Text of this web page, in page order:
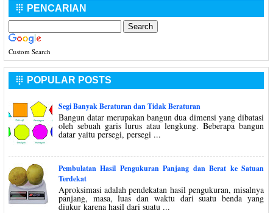
 PENCARIAN
Custom Search
 POPULAR POSTS
Segi Banyak Beraturan dan Tidak Beraturan
Bangun datar merupakan bangun dua dimensi yang dibatasi
oleh sebuah garis lurus atau lengkung. Beberapa bangun
datar yaitu persegi, persegi ...
Pembulatan Hasil Pengukuran Panjang dan Berat ke Satuan
Terdekat
Aproksimasi adalah pendekatan hasil pengukuran, misalnya
panjang, masa, luas dan waktu dari suatu benda yang
diukur karena hasil dari suatu ...